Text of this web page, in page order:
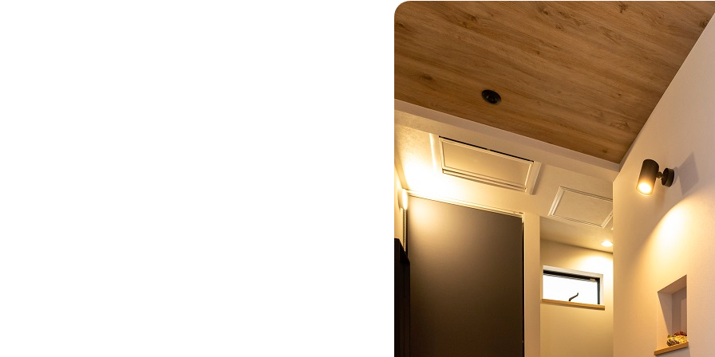
WITHEARTH HOME の BEST